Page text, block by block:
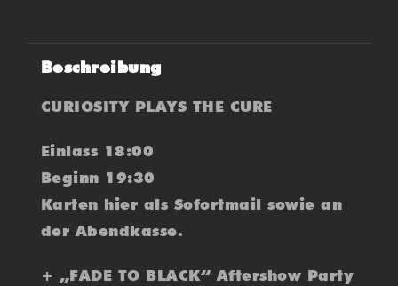
Beschreibung
CURIOSITY PLAYS THE CURE
Einlass 18:00
Beginn 19:30
Karten hier als Sofortmail sowie an
der Abendkasse.
+ „FADE TO BLACK“ Aftershow Party